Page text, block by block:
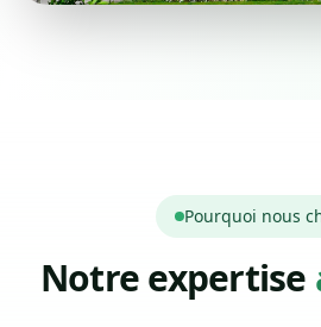
Pourquoi nous
Notre expertise